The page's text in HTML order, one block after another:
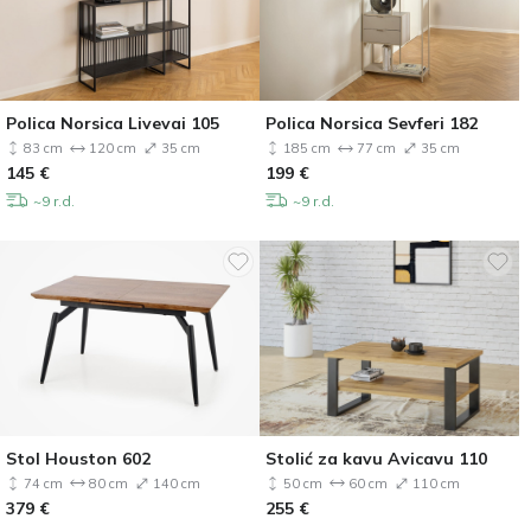
Polica Norsica Livevai 105
83 cm 120 cm 35 cm
145 €
~9 r.d.
Polica Norsica Sevferi 182
185 cm 77 cm 35 cm
199 €
~9 r.d.
Stol Houston 602
74 cm 80 cm 140 cm
379 €
Stolić za kavu Avicavu 110
50 cm 60 cm 110 cm
255 €